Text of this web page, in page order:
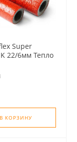
Super
22/6мм Тепло
красный
В КОРЗИНУ